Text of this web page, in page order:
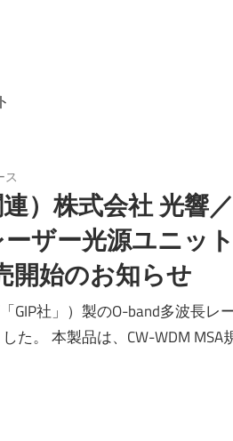
ス
連）株式会社 光響
ザー光源ユニット
開始のお知らせ
GIP社」）製のO-band多波長レ
た。 本製品は、CW-WDM MSA